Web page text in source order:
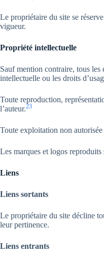
Le propriétaire du site se
vigueur.
Propriété intellectuelle
Sauf mention contraire, tous les
intellectuelle ou les droits
Toute reproduction,
l’auteur.23
Toute exploitation non
Les marques et logos
Liens
Liens sortants
Le propriétaire du site décline
leur pertinence.
Liens entrants